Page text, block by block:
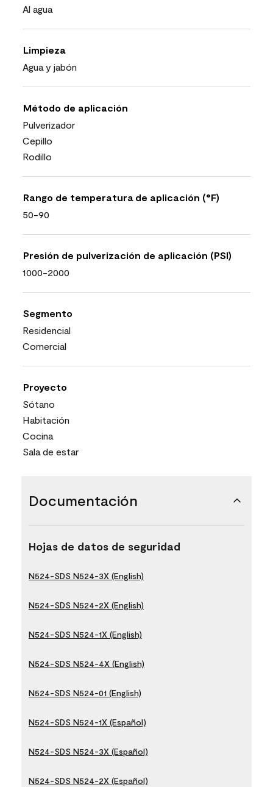
Al agua
Limpieza
Agua y jabón
Método de aplicación
Pulverizador
Cepillo
Rodillo
Rango de temperatura de aplicación (°F)
50-90
Presión de pulverización de aplicación (PSI)
1000-2000
Segmento
Residencial
Comercial
Proyecto
Sótano
Habitación
Cocina
Sala de estar
Documentación
Hojas de datos de seguridad
N524-SDS N524-3X (English)
N524-SDS N524-2X (English)
N524-SDS N524-1X (English)
N524-SDS N524-4X (English)
N524-SDS N524-01 (English)
N524-SDS N524-1X (Español)
N524-SDS N524-3X (Español)
N524-SDS N524-2X (Español)